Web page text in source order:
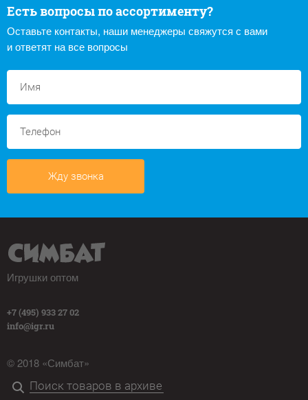
Есть вопросы по ассортименту?
Оставьте контакты, наши менеджеры свяжутся с вами
и ответят на все вопросы
Жду звонка
Игрушки оптом
+7 (495) 933 27 02
info@igr.ru
© 2018 «Симбат»